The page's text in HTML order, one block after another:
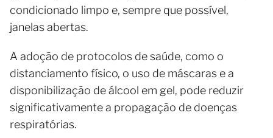
condicionado limpo e, sempre que possível,
janelas abertas.
A adoção de protocolos de saúde, como o
distanciamento físico, o uso de máscaras e a
disponibilização de álcool em gel, pode reduzir
significativamente a propagação de doenças
respiratórias.